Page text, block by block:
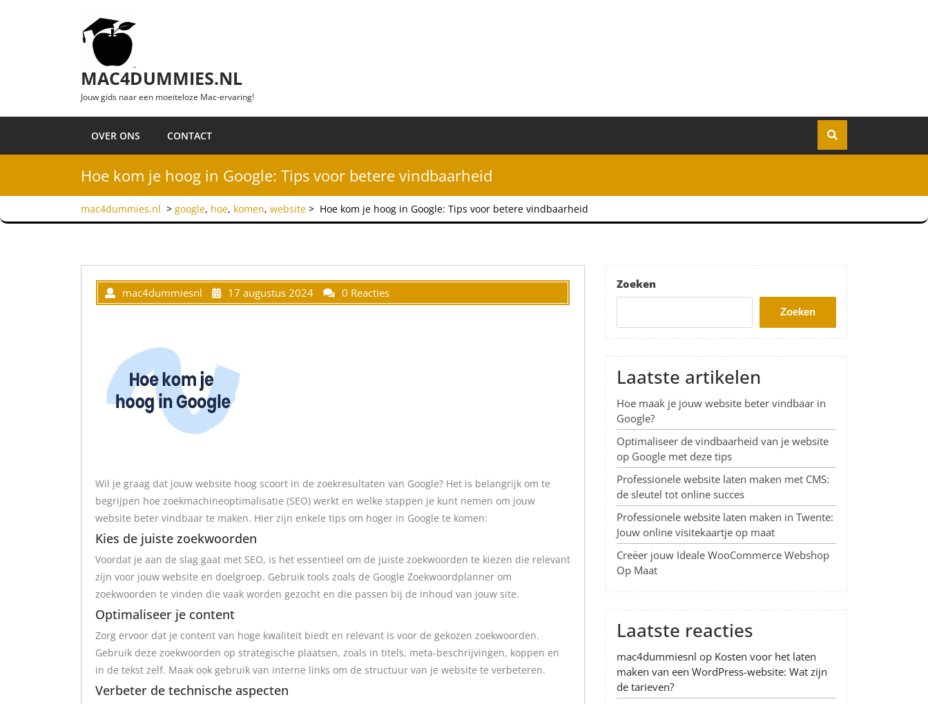
MAC4DUMMIES.NL
Jouw gids naar een moeiteloze Mac-ervaring!
OVER ONS CONTACT
Hoe kom je hoog in Google: Tips voor betere vindbaarheid
mac4dummies.nl > google, hoe, komen, website > Hoe kom je hoog in Google: Tips voor betere vindbaarheid
mac4dummiesnl 17 augustus 2024 0 Reacties
Wil je graag dat jouw website hoog scoort in de zoekresultaten van Google? Het is belangrijk om te
begrijpen hoe zoekmachineoptimalisatie (SEO) werkt en welke stappen je kunt nemen om jouw
website beter vindbaar te maken. Hier zijn enkele tips om hoger in Google te komen:
Kies de juiste zoekwoorden
Voordat je aan de slag gaat met SEO, is het essentieel om de juiste zoekwoorden te kiezen die relevant
zijn voor jouw website en doelgroep. Gebruik tools zoals de Google Zoekwoordplanner om
zoekwoorden te vinden die vaak worden gezocht en die passen bij de inhoud van jouw site.
Optimaliseer je content
Zorg ervoor dat je content van hoge kwaliteit biedt en relevant is voor de gekozen zoekwoorden.
Gebruik deze zoekwoorden op strategische plaatsen, zoals in titels, meta-beschrijvingen, koppen en
in de tekst zelf. Maak ook gebruik van interne links om de structuur van je website te verbeteren.
Verbeter de technische aspecten
Zoeken
Zoeken
Laatste artikelen
Hoe maak je jouw website beter vindbaar in
Google?
Optimaliseer de vindbaarheid van je website
op Google met deze tips
Professionele website laten maken met CMS:
de sleutel tot online succes
Professionele website laten maken in Twente:
Jouw online visitekaartje op maat
Creëer jouw Ideale WooCommerce Webshop
Op Maat
Laatste reacties
mac4dummiesnl op Kosten voor het laten
maken van een WordPress-website: Wat zijn
de tarieven?